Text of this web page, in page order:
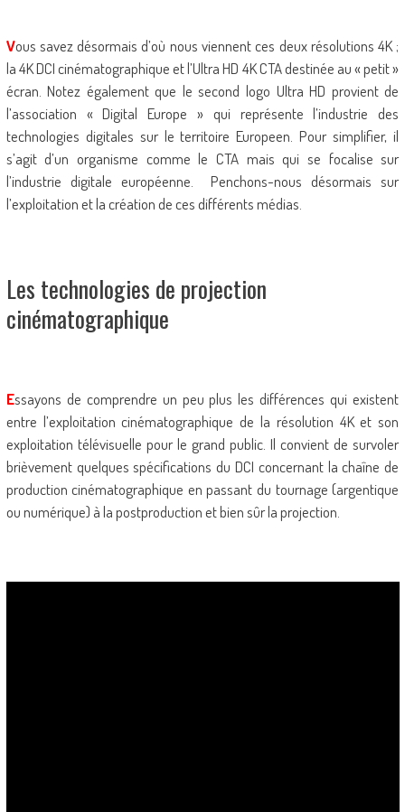
Vous savez désormais d’où nous viennent ces deux résolutions 4K ;
la 4K DCI cinématographique et l’Ultra HD 4K CTA destinée au « petit »
écran. Notez également que le second logo Ultra HD provient de
l’association « Digital Europe » qui représente l’industrie des
technologies digitales sur le territoire Europeen. Pour simplifier, il
s’agit d’un organisme comme le CTA mais qui se focalise sur
l’industrie digitale européenne. Penchons-nous désormais sur
l’exploitation et la création de ces différents médias.
Les technologies de projection
cinématographique
Essayons de comprendre un peu plus les différences qui existent
entre l’exploitation cinématographique de la résolution 4K et son
exploitation télévisuelle pour le grand public. Il convient de survoler
brièvement quelques spécifications du DCI concernant la chaîne de
production cinématographique en passant du tournage (argentique
ou numérique) à la postproduction et bien sûr la projection.